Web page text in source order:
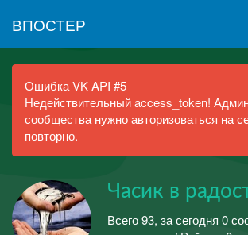
ВПОСТЕР
Ошибка VK API #5
Недействительный access_token!
сообщества нужно авторизоваться на
повторно.
Часик в
Всего 93, за сегодня 0